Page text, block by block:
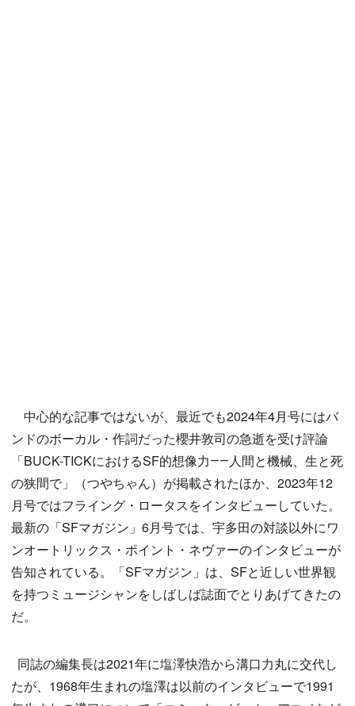
中心的な記事ではないが、最近でも2024年4月号にはバ
ンドのボーカル・作詞だった櫻井敦司の急逝を受け評論
「BUCK-TICKにおけるSF的想像力――人間と機械、生と死
の狭間で」（つやちゃん）が掲載されたほか、2023年12
月号ではフライング・ロータスをインタビューしていた。
最新の「SFマガジン」6月号では、宇多田の対談以外にワ
ンオートリックス・ポイント・ネヴァーのインタビューが
告知されている。「SFマガジン」は、SFと近しい世界観
を持つミュージシャンをしばしば誌面でとりあげてきたの
だ。
同誌の編集長は2021年に塩澤快浩から溝口力丸に交代し
たが、1968年生まれの塩澤は以前のインタビューで1991